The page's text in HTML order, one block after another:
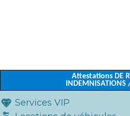
Attestations DE
INDEMNISATIONS
Services VIP